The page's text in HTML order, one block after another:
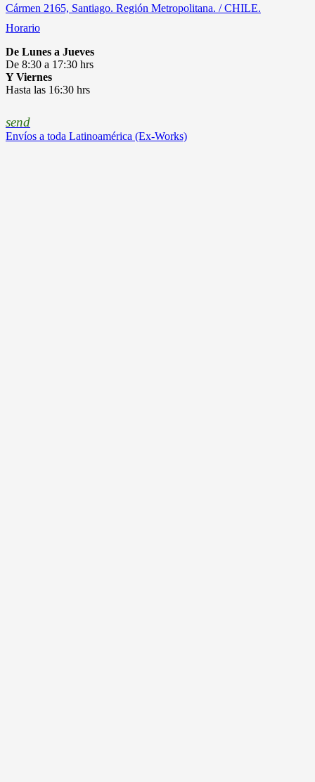
Cármen 2165, Santiago. Región Metropolitana. / CHILE.
Horario
De Lunes a Jueves
De 8:30 a 17:30 hrs
Y Viernes
Hasta las 16:30 hrs
send
Envíos a toda Latinoamérica (Ex-Works)